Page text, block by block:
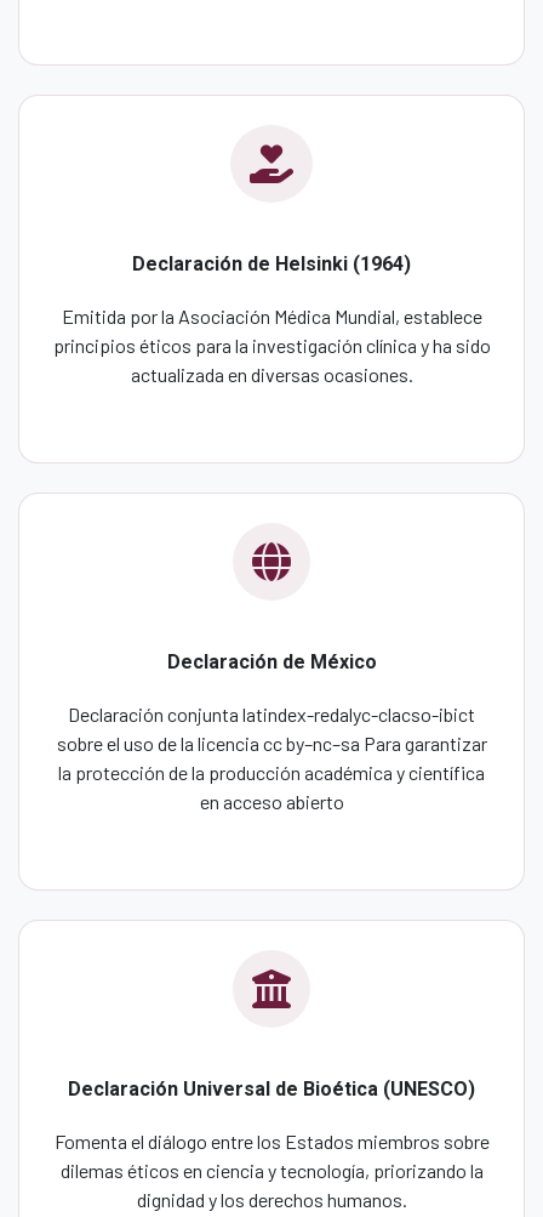
Declaración de Helsinki (1964)
Emitida por la Asociación Médica Mundial, establece
principios éticos para la investigación clínica y ha sido
actualizada en diversas ocasiones.
Declaración de México
Declaración conjunta latindex-redalyc-clacso-ibict
sobre el uso de la licencia cc by–nc–sa Para garantizar
la protección de la producción académica y científica
en acceso abierto
Declaración Universal de Bioética (UNESCO)
Fomenta el diálogo entre los Estados miembros sobre
dilemas éticos en ciencia y tecnología, priorizando la
dignidad y los derechos humanos.